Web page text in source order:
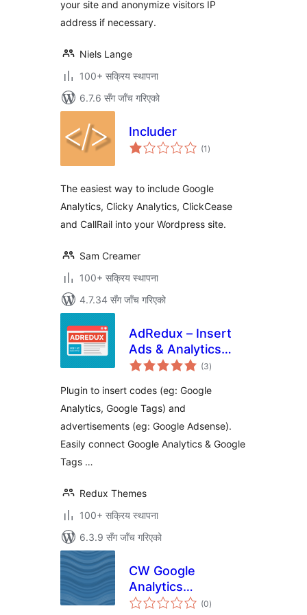
your site and anonymize visitors IP
address if necessary.
Niels Lange
100+ सक्रिय स्थापना
6.7.6 सँग जाँच गरिएको
Includer
(1 कुल
रेटिङ्गहरू
)
The easiest way to include Google
Analytics, Clicky Analytics, ClickCease
and CallRail into your Wordpress site.
Sam Creamer
100+ सक्रिय स्थापना
4.7.34 सँग जाँच गरिएको
AdRedux – Insert
Ads & Analytics
Codes
(3कुल
रेटिङ्गहरू
)
Plugin to insert codes (eg: Google
Analytics, Google Tags) and
advertisements (eg: Google Adsense).
Easily connect Google Analytics & Google
Tags …
Redux Themes
100+ सक्रिय स्थापना
6.3.9 सँग जाँच गरिएको
CW Google
Analytics
Datenschutz(0कुल
रेटिङ्गहरू
)